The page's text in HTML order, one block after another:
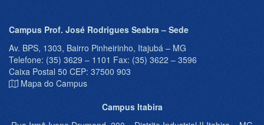
Campus Prof. José Rodrigues Seabra – Sede
Av. BPS, 1303, Bairro Pinheirinho, Itajubá – MG
Telefone: (35) 3629 – 1101 Fax: (35) 3622 – 3596
Caixa Postal 50 CEP: 37500 903
Mapa do Campus
Campus Itabira